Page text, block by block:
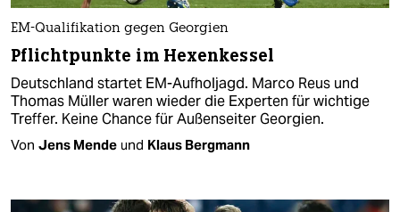
EM-Qualifikation gegen Georgien
Pflichtpunkte im Hexenkessel
Deutschland startet EM-Aufholjagd. Marco Reus und
Thomas Müller waren wieder die Experten für wichtige
Treffer. Keine Chance für Außenseiter Georgien.
Von Jens Mende und Klaus Bergmann